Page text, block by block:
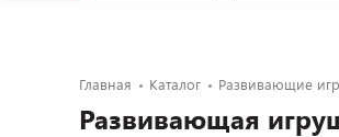
Главная Каталог Развивающие
Развивающая